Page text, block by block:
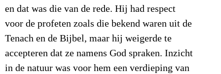
en dat was die van de rede. Hij had respect
voor de profeten zoals die bekend waren uit de
Tenach en de Bijbel, maar hij weigerde te
accepteren dat ze namens God spraken. Inzicht
in de natuur was voor hem een verdieping van